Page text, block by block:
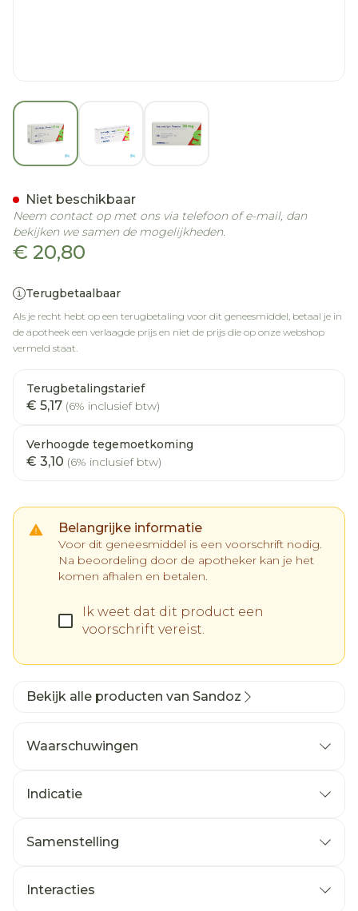
View larger image
€ 20,80
Terugbetaalbaar
Als je recht hebt op een terugbetaling voor dit geneesmiddel, betaal je in
de apotheek een verlaagde prijs en niet de prijs die op onze webshop
vermeld staat.
Terugbetalingstarief
€ 5,17 (6% inclusief btw)
Verhoogde tegemoetkoming
€ 3,10 (6% inclusief btw)
Belangrijke informatie
Voor dit geneesmiddel is een voorschrift nodig.
Na beoordeling door de apotheker kan je het
komen afhalen en betalen.
Ik weet dat dit product een
voorschrift vereist.
Niet beschikbaar
Neem contact op met ons via telefoon of e-mail, dan
bekijken we samen de mogelijkheden.
Bekijk alle producten van Sandoz
Waarschuwingen
Indicatie
Samenstelling
lercanidipinehydrochloride.
Interacties